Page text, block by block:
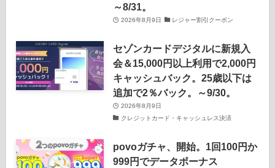
～8/31。
2026年8月9日 レジャー割引クーポン
セゾンカードデジタルに新規入
会＆15,000円以上利用で2,000円
キャッシュバック。25歳以下は
追加で2％バック。～9/30。
2026年8月9日
クレジットカード・キャッシュレス決済
povoガチャ、開始。1回100円か
999円でデータボーナス